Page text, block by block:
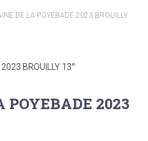
DE LA POYEBADE 2023 BROUILLY
POYEBADE 2023